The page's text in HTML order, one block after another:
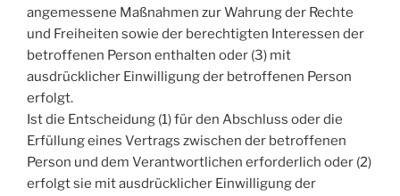
angemessene Maßnahmen zur Wahrung der Rechte
und Freiheiten sowie der berechtigten Interessen der
betroffenen Person enthalten oder (3) mit
ausdrücklicher Einwilligung der betroffenen Person
erfolgt.
Ist die Entscheidung (1) für den Abschluss oder die
Erfüllung eines Vertrags zwischen der betroffenen
Person und dem Verantwortlichen erforderlich oder (2)
erfolgt sie mit ausdrücklicher Einwilligung der